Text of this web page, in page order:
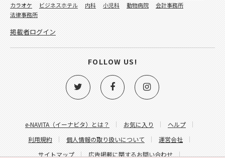
e-NAVITA（イーナビタ）とは？ お気に入り
ヘルプ
利用規約
個人情報の取り扱いについて
運営会社
サイトマップ
広告掲載に関するお問い合わせ
カラオケ
ビジネスホテル 内科 小児科 動物病院
会計事務所
法律事務所
掲載者ログイン
FOLLOW US!